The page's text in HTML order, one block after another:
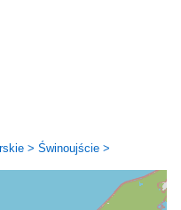
> Świnoujście >